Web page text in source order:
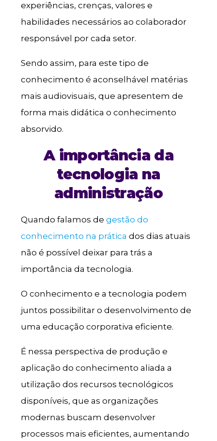
experiências, crenças, valores e
habilidades necessários ao colaborador
responsável por cada setor.
Sendo assim, para este tipo de
conhecimento é aconselhável matérias
mais audiovisuais, que apresentem de
forma mais didática o conhecimento
absorvido.
A importância da
tecnologia na
administração
Quando falamos de gestão do
conhecimento na prática dos dias atuais
não é possível deixar para trás a
importância da tecnologia.
O conhecimento e a tecnologia podem
juntos possibilitar o desenvolvimento de
uma educação corporativa eficiente.
É nessa perspectiva de produção e
aplicação do conhecimento aliada a
utilização dos recursos tecnológicos
disponíveis, que as organizações
modernas buscam desenvolver
processos mais eficientes, aumentando